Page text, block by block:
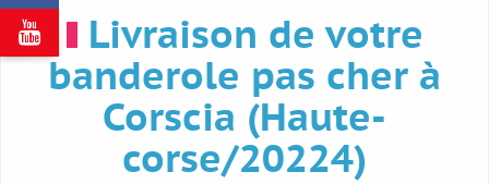

Livraison de votre
banderole pas cher à
Corscia (Haute-
corse/20224)